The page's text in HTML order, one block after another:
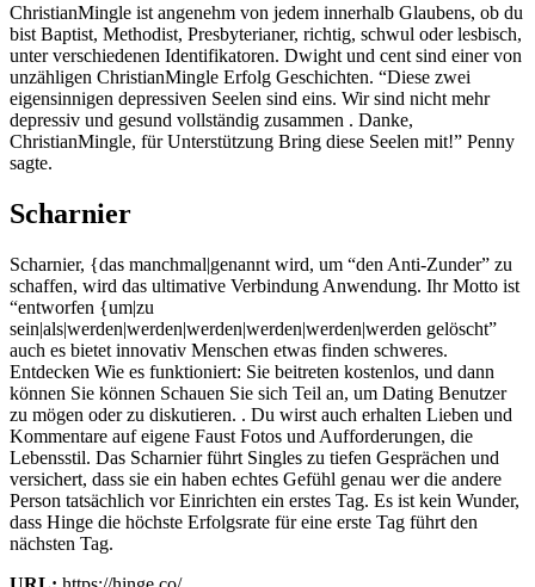
ChristianMingle ist angenehm von jedem innerhalb Glaubens, ob du
bist Baptist, Methodist, Presbyterianer, richtig, schwul oder lesbisch,
unter verschiedenen Identifikatoren. Dwight und cent sind einer von
unzähligen ChristianMingle Erfolg Geschichten. “Diese zwei
eigensinnigen depressiven Seelen sind eins. Wir sind nicht mehr
depressiv und gesund vollständig zusammen . Danke,
ChristianMingle, für Unterstützung Bring diese Seelen mit!” Penny
sagte.
Scharnier
Scharnier, {das manchmal|genannt wird, um “den Anti-Zunder” zu
schaffen, wird das ultimative Verbindung Anwendung. Ihr Motto ist
“entworfen {um|zu
sein|als|werden|werden|werden|werden|werden|werden gelöscht”
auch es bietet innovativ Menschen etwas finden schweres.
Entdecken Wie es funktioniert: Sie beitreten kostenlos, und dann
können Sie können Schauen Sie sich Teil an, um Dating Benutzer
zu mögen oder zu diskutieren. . Du wirst auch erhalten Lieben und
Kommentare auf eigene Faust Fotos und Aufforderungen, die
Lebensstil. Das Scharnier führt Singles zu tiefen Gesprächen und
versichert, dass sie ein haben echtes Gefühl genau wer die andere
Person tatsächlich vor Einrichten ein erstes Tag. Es ist kein Wunder,
dass Hinge die höchste Erfolgsrate für eine erste Tag führt den
nächsten Tag.